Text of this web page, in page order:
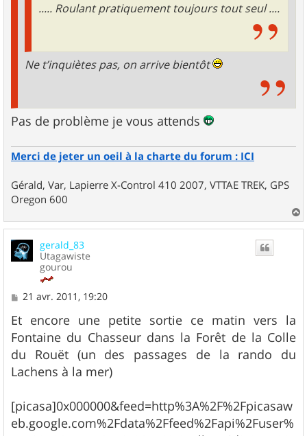
..... Roulant pratiquement toujours tout seul ....
Ne t’inquiètes pas, on arrive bientôt
Pas de problème je vous attends
Merci de jeter un oeil à la charte du forum : ICI
Gérald, Var, Lapierre X-Control 410 2007, VTTAE TREK, GPS
Oregon 600
a
gerald_83
Utagawiste
gourou
M
s
s
a
g
e
21 avr. 2011, 19:20
Et encore une petite sortie ce matin vers la
Fontaine du Chasseur dans la Forêt de la Colle
du Rouët (un des passages de la rando du
Lachens à la mer)
[picasa]0x000000&feed=http%3A%2F%2Fpicasaw
eb.google.com%2Fdata%2Ffeed%2Fapi%2Fuser%